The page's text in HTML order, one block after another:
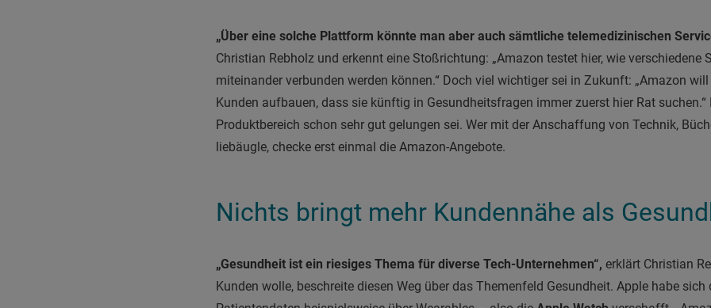
„Über eine solche Plattform könnte man aber auch sämtliche telemedizinischen
Christian Rebholz und erkennt eine Stoßrichtung: „Amazon testet hier, wie verschiedene
miteinander verbunden werden können.“ Doch viel wichtiger sei in Zukunft: „Amazon
Kunden aufbauen, dass sie künftig in Gesundheitsfragen immer zuerst hier Rat suchen.“
Produktbereich schon sehr gut gelungen sei. Wer mit der Anschaffung von Technik,
liebäugle, checke erst einmal die Amazon-Angebote.
Nichts bringt mehr Kundennähe als
„Gesundheit ist ein riesiges Thema für diverse Tech-Unternehmen“, erklärt Christian
Kunden wolle, beschreite diesen Weg über das Themenfeld Gesundheit. Apple habe sich